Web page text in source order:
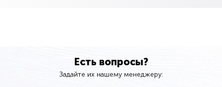
Есть вопросы?
Задайте их нашему менеджеру: